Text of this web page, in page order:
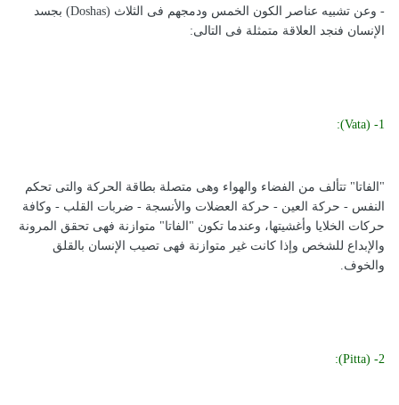
- وعن تشبيه عناصر الكون الخمس ودمجهم فى الثلاث (Doshas) بجسد
الإنسان فنجد العلاقة متمثلة فى التالى:
"الفاتا" تتألف من الفضاء والهواء وهى متصلة بطاقة الحركة والتى تحكم
النفس - حركة العين - حركة العضلات والأنسجة - ضربات القلب - وكافة
حركات الخلايا وأغشيتها، وعندما تكون "الفاتا" متوازنة فهى تحقق المرونة
والإبداع للشخص وإذا كانت غير متوازنة فهى تصيب الإنسان بالقلق
والخوف.
2- (Pitta):